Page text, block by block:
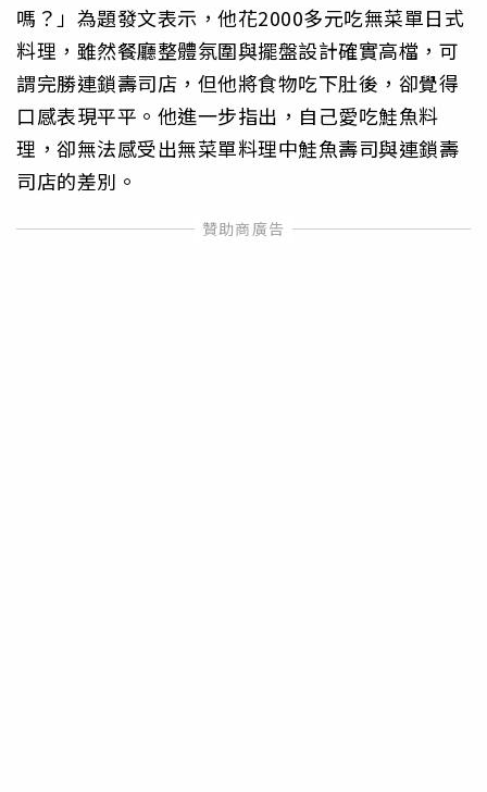
嗎？」為題發文表示，他花2000多元吃無菜單日式
料理，雖然餐廳整體氛圍與擺盤設計確實高檔，可
謂完勝連鎖壽司店，但他將食物吃下肚後，卻覺得
口感表現平平。他進一步指出，自己愛吃鮭魚料
理，卻無法感受出無菜單料理中鮭魚壽司與連鎖壽
司店的差別。